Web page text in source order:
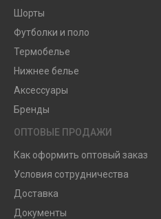
Шорты
Футболки и поло
Термобелье
Нижнее белье
Аксессуары
Бренды
ОПТОВЫЕ ПРОДАЖИ
Как оформить оптовый заказ
Условия сотрудничества
Доставка
Документы